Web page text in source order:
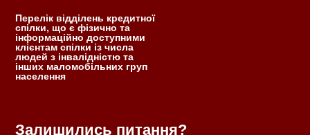
Перелік відділень кредитної
спілки, що є фізично та
інформаційно доступними
клієнтам спілки із числа
людей з інвалідністю та
інших маломобільних груп
населення
Залишились питання?